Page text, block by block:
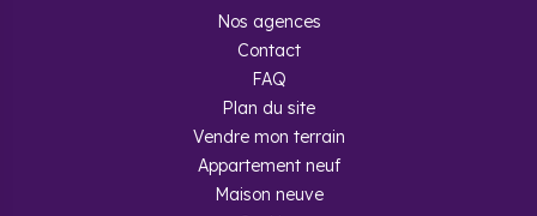
Nos agences
Contact
FAQ
Plan du site
Vendre mon terrain
Appartement neuf
Maison neuve